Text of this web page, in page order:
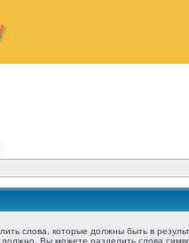
слова, которые должны быть в
должно. Вы можете разделить слова